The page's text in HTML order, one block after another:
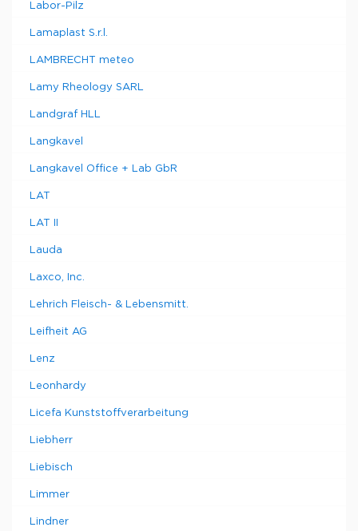
Labor-Pilz
Lamaplast S.r.l.
LAMBRECHT meteo
Lamy Rheology SARL
Landgraf HLL
Langkavel
Langkavel Office + Lab GbR
LAT
LAT II
Lauda
Laxco, Inc.
Lehrich Fleisch- & Lebensmitt.
Leifheit AG
Lenz
Leonhardy
Licefa Kunststoffverarbeitung
Liebherr
Liebisch
Limmer
Lindner